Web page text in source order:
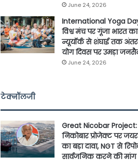
June 24, 2026
International Yoga
विश्व मंच पर गूंजा भारत
न्यूयॉर्क से शंघाई तक
योग दिवस पर उमड़ा
June 24, 2026
टेक्नॉलजी
Great Nicobar Project:
निकोबार प्रोजेक्ट पर
का बड़ा दावा, NGT से
सार्वजनिक करने की मांग